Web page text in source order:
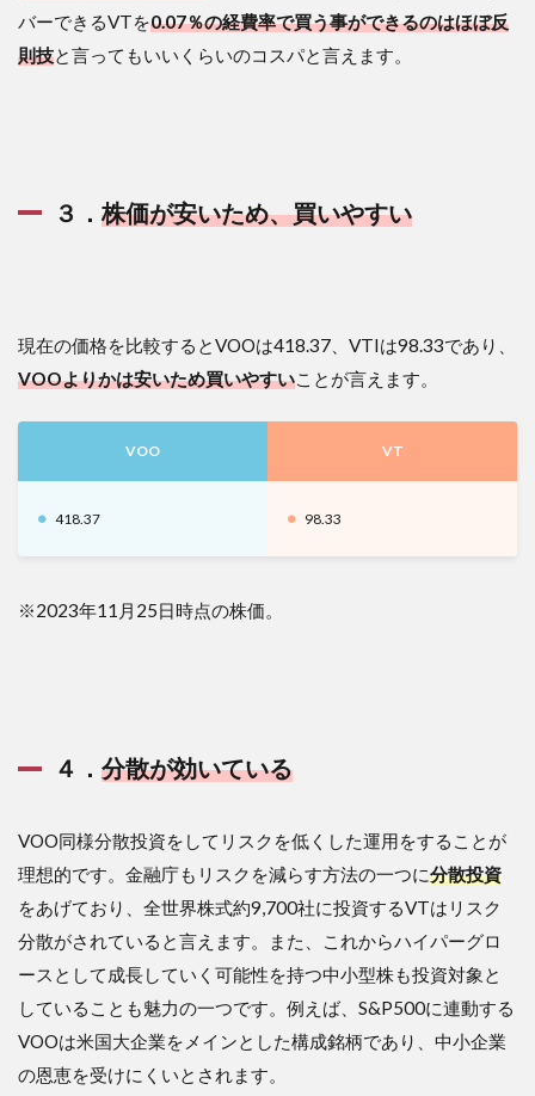
バーできるVTを0.07％の経費率で買う事ができるのはほぼ反
則技と言ってもいいくらいのコスパと言えます。
３．株価が安いため、買いやすい
現在の価格を比較するとVOOは418.37、VTIは98.33であり、
VOOよりかは安いため買いやすいことが言えます。
VOO VT
418.37 98.33
※2023年11月25日時点の株価。
４． 分散が効いている
VOO同様分散投資をしてリスクを低くした運用をすることが
理想的です。金融庁もリスクを減らす方法の一つに分散投資
をあげており、全世界株式約9,700社に投資するVTはリスク
分散がされていると言えます。また、これからハイパーグロ
ースとして成長していく可能性を持つ中小型株も投資対象と
していることも魅力の一つです。例えば、S&P500に連動する
VOOは米国大企業をメインとした構成銘柄であり、中小企業
の恩恵を受けにくいとされます。